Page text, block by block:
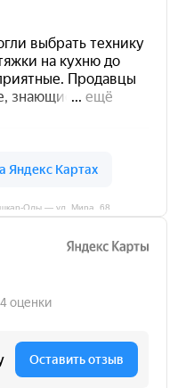
— ул. Мира, 68